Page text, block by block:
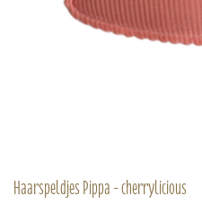
Haarspeldjes Pippa - cherrylicious